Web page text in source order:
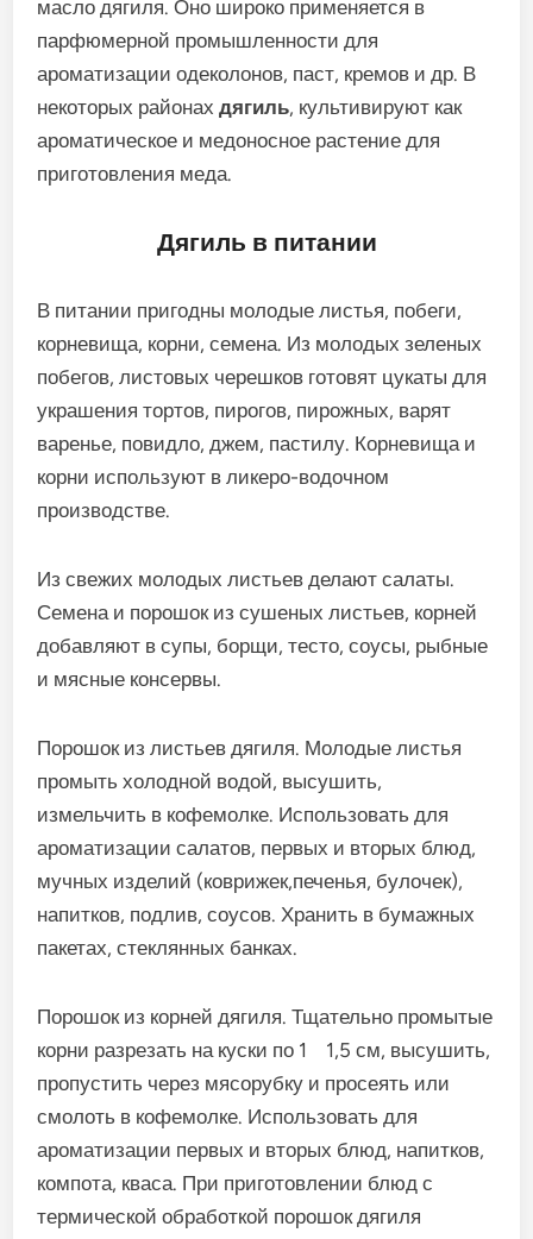
масло дягиля. Оно широко применяется в
парфюмерной промышленности для
ароматизации одеколонов, паст, кремов и др. В
некоторых районахдягиль, культивируют как
ароматическое и медоносное растение для
приготовления меда.
Дягиль в питании
В питании пригодны молодые листья, побеги,
корневища, корни, семена. Из молодых зеленых
побегов, листовых черешков готовят цукаты для
украшения тортов, пирогов, пирожных, варят
варенье, повидло, джем, пастилу. Корневища и
корни используют в ликеро-водочном
производстве.
Из свежих молодых листьев делают салаты.
Семена и порошок из сушеных листьев, корней
добавляют в супы, борщи, тесто, соусы, рыбные
и мясные консервы.
Порошок из листьев дягиля. Молодые листья
промыть холодной водой, высушить,
измельчить в кофемолке. Использовать для
ароматизации салатов, первых и вторых блюд,
мучных изделий (коврижек,печенья, булочек),
напитков, подлив, соусов. Хранить в бумажных
пакетах, стеклянных банках.
Порошок из корней дягиля. Тщательно промытые
корни разрезать на куски по 1 1,5 см, высушить,
пропустить через мясорубку и просеять или
смолоть в кофемолке. Использовать для
ароматизации первых и вторых блюд, напитков,
компота, кваса. При приготовлении блюд с
термической обработкой порошок дягиля